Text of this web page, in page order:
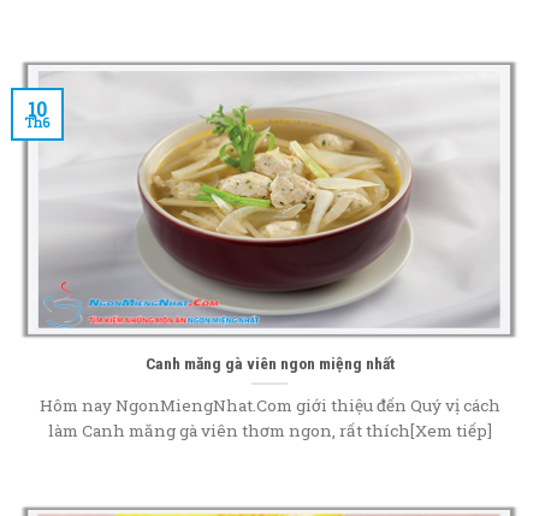
Canh măng gà viên ngon miệng nhất
Hôm nay NgonMiengNhat.Com giới thiệu đến Quý vị cách
làm Canh măng gà viên thơm ngon, rất thích[Xem tiếp]
10
Th6